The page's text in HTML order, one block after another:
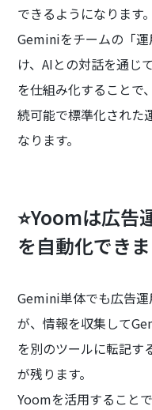
できるようになります。
Geminiをチームの「
け、AIとの対話を通じ
を仕組み化することで
続可能で標準化された
なります。
⭐Yoomは広告
を自動化でき
Gemini単体でも広告
が、情報を収集して
を別のツールに転記す
が残ります。
Yoomを活用すること